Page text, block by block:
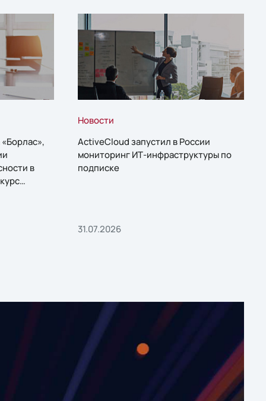
в
Новости
ActiveCloud запустил в России
мониторинг ИТ-инфраструктуры по
подписке
31.07.2026